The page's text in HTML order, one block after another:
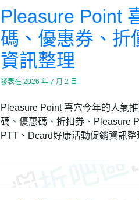
Pleasure Point
碼、優惠券、折
資訊整理
發表在 2026 年 7 月 2 日
Pleasure Point 喜穴今年的人氣
碼、優惠碼、折扣券、Pleasure
PTT、Dcard好康活動促銷資訊